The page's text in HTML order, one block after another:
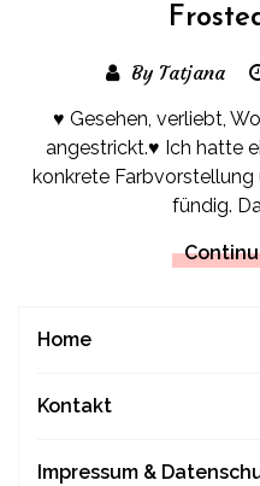
By Tatjana
♥ Gesehen, verliebt,
angestrickt.♥ Ich hatte
konkrete
fündig.
Home
Kontakt
Impressum &